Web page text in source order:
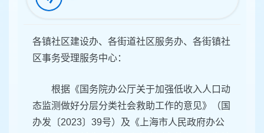
各镇社区建设办、各街道社区服务办、各街镇社
区事务受理服务中心：
根据《国务院办公厅关于加强低收入人口动
态监测做好分层分类社会救助工作的意见》（国
办发〔2023〕39号）及《上海市人民政府办公